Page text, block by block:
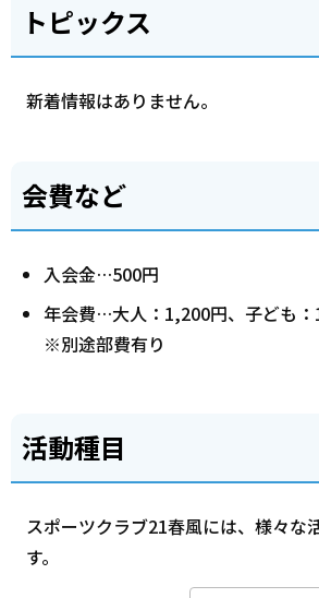
トピックス
新着情報はありません。
会費など
入会金…500円
年会費…大人：1,200円、子ども
※別途部費有り
活動種目
スポーツクラブ21春風には、様々な
す。